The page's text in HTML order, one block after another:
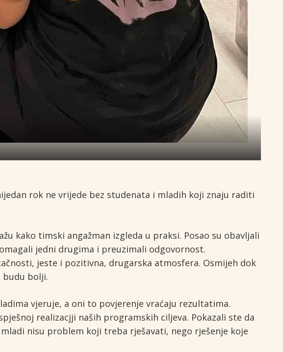
rok ne vrijede bez studenata i mladih koji znaju raditi
kako timski angažman izgleda u praksi. Posao su obavljali
jedni drugima i preuzimali odgovornost.
jeste i pozitivna, drugarska atmosfera. Osmijeh dok
budu bolji.
vjeruje, a oni to povjerenje vraćaju rezultatima.
realizacjji naših programskih ciljeva. Pokazali ste da
nisu problem koji treba rješavati, nego rješenje koje